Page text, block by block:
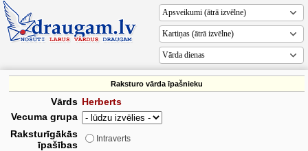
Vārda dienas
Raksturo vārda īpašnieku
Vārds Herberts
Vecuma grupa
Raksturīgākās
īpašības
Intraverts